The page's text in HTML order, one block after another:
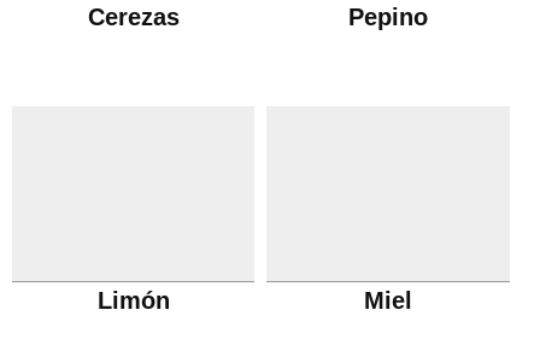
Cerezas Pepino
Limón Miel